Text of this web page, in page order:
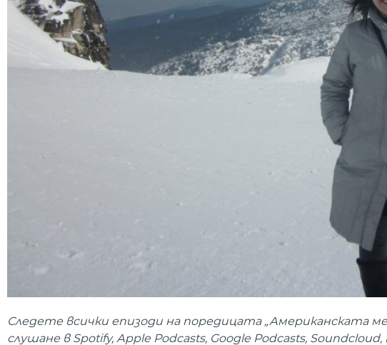
Следете всички епизоди на поредицата „Американската
слушане в Spotify, Аpple Podcasts, Google Podcasts,